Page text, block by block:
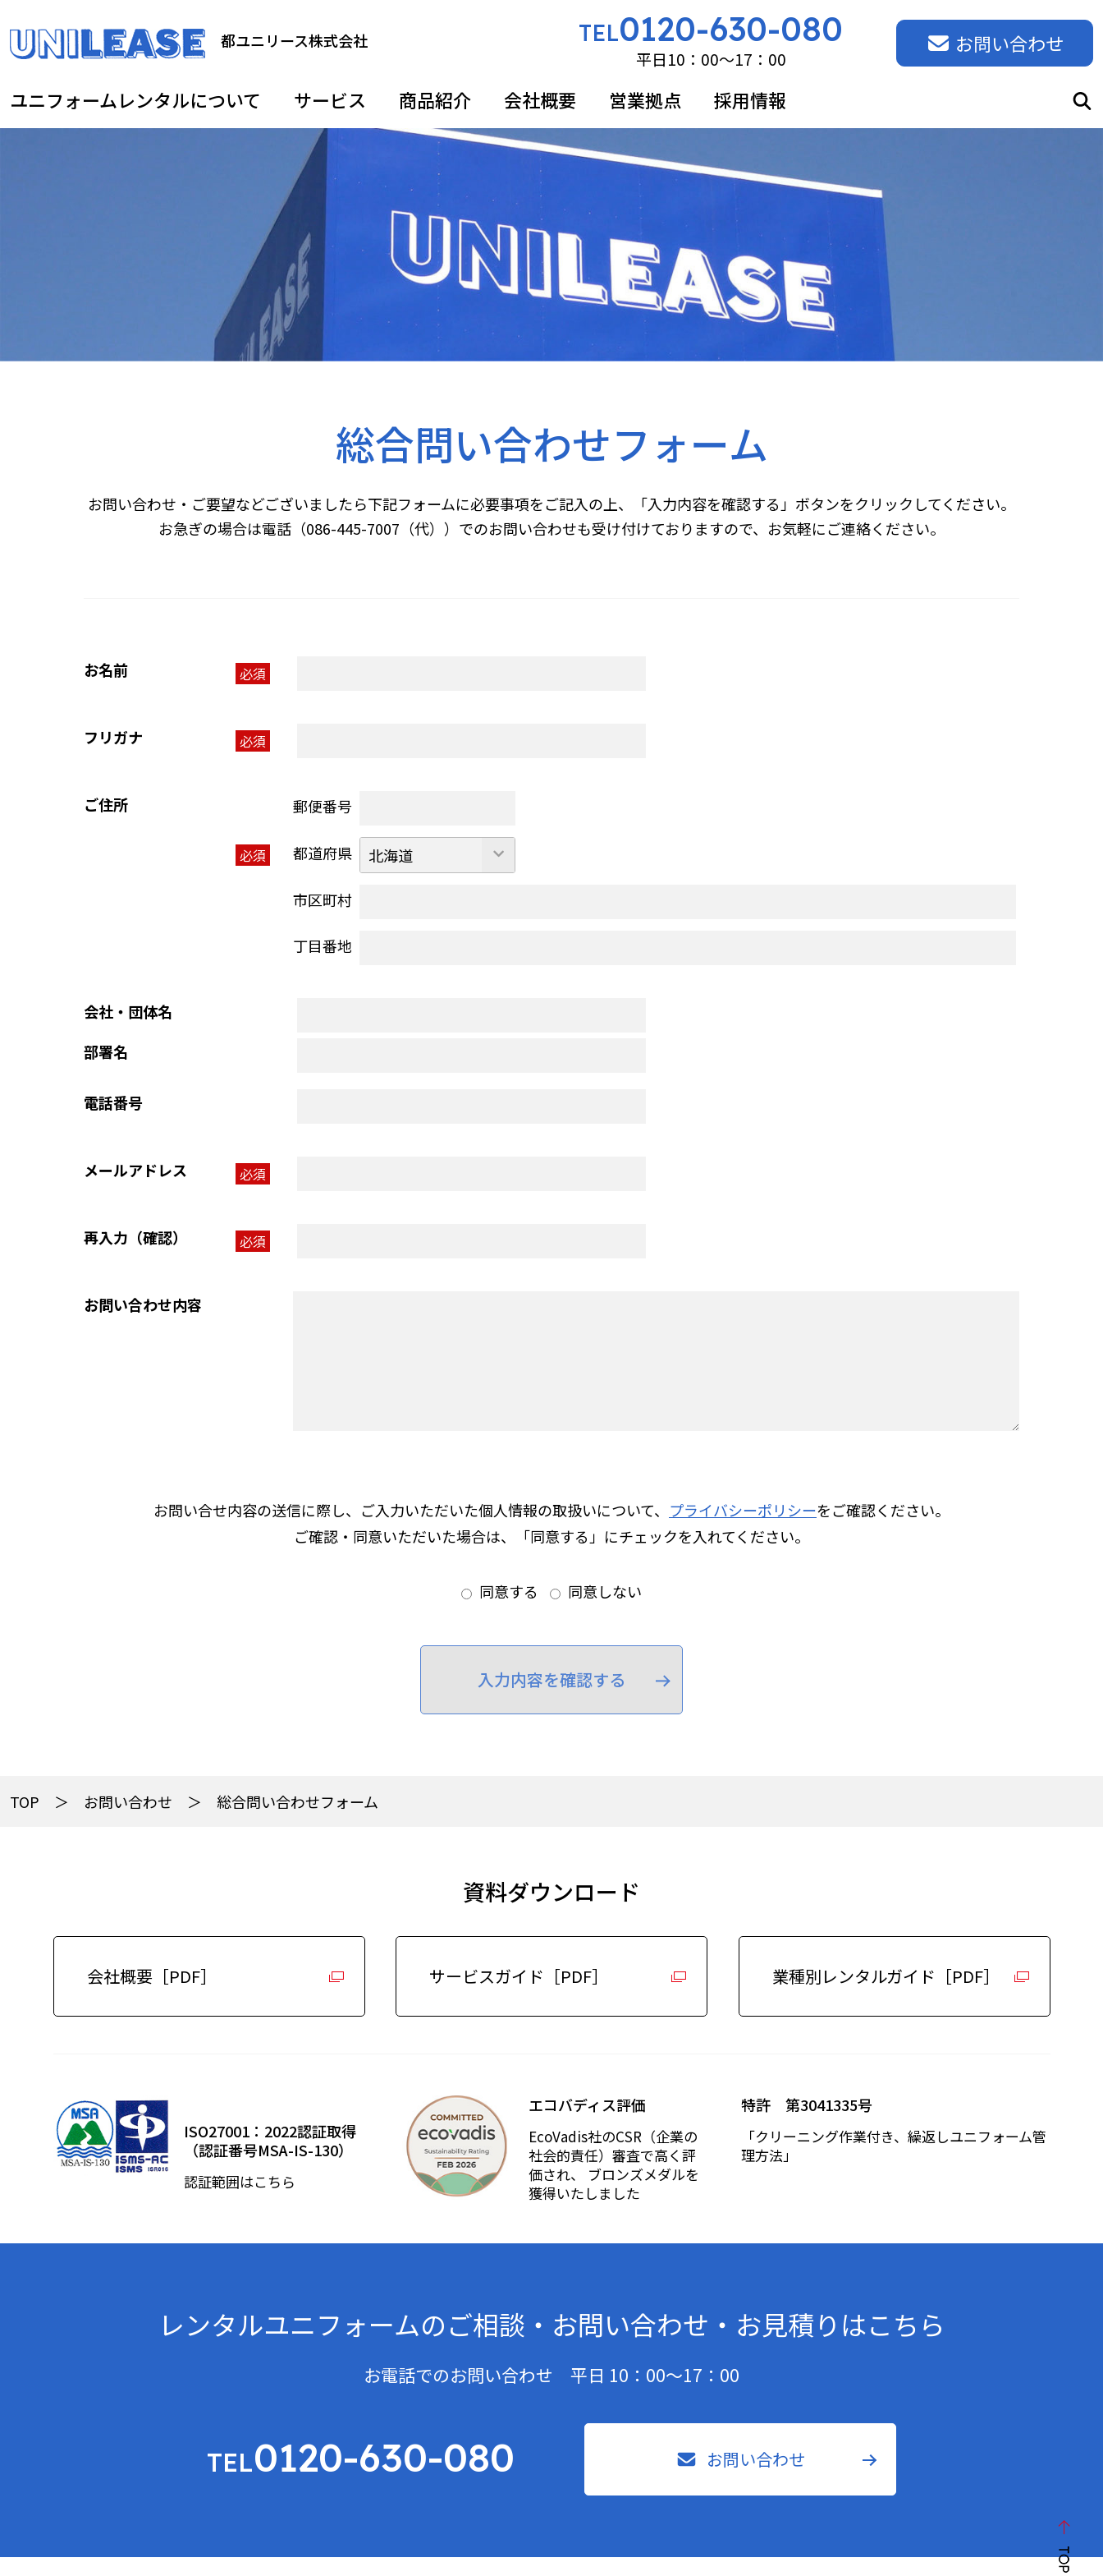
都ユニリース株式会社 TEL0120-630-080
平日10：00～17：00
お問い合わせ
ユニフォームレンタルについて サービス 商品紹介 会社概要 営業拠点 採用情報
総合問い合わせフォーム
お問い合わせ・ご要望などございましたら下記フォームに必要事項をご記入の上、「入力内容を確認する」ボタンをクリックしてください。
お急ぎの場合は電話（086-445-7007（代））でのお問い合わせも受け付けておりますので、お気軽にご連絡ください。
お名前 必須
フリガナ 必須
ご住所 郵便番号
必須 都道府県
市区町村
丁目番地
会社・団体名
部署名
電話番号
メールアドレス 必須
再入力（確認） 必須
お問い合わせ内容
お問い合せ内容の送信に際し、ご入力いただいた個人情報の取扱いについて、 プライバシーポリシーをご確認ください。
ご確認・同意いただいた場合は、「同意する」にチェックを入れてください。
同意する 同意しない
入力内容を確認する
TOP お問い合わせ 総合問い合わせフォーム
資料ダウンロード
会社概要［PDF］ サービスガイド［PDF］ 業種別レンタルガイド［PDF］
ISO27001：2022認証取得
（認証番号MSA-IS-130）
認証範囲はこちら
エコバディス評価
EcoVadis社のCSR（企業の
社会的責任）審査で⾼く評
価され、 ブロンズメダルを
獲得いたしました
特許 第3041335号
「クリーニング作業付き、繰返しユニフォーム管
理方法」
レンタルユニフォームのご相談・お問い合わせ・お見積りはこちら
お電話でのお問い合わせ 平日 10：00〜17：00
TEL0120-630-080 お問い合わせ